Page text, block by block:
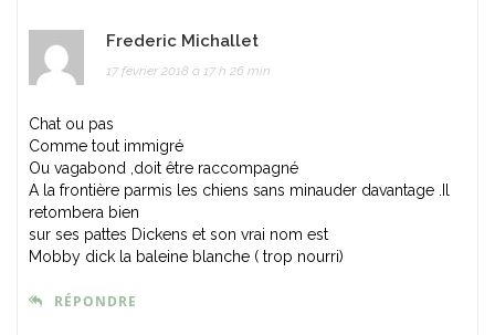
Frederic Michallet
17 février 2018 à 17 h 26 min
Chat ou pas
Comme tout immigré
Ou vagabond ,doit être raccompagné
A la frontière parmis les chiens sans minauder davantage .Il
retombera bien
sur ses pattes Dickens et son vrai nom est
Mobby dick la baleine blanche ( trop nourri)
RÉPONDRE